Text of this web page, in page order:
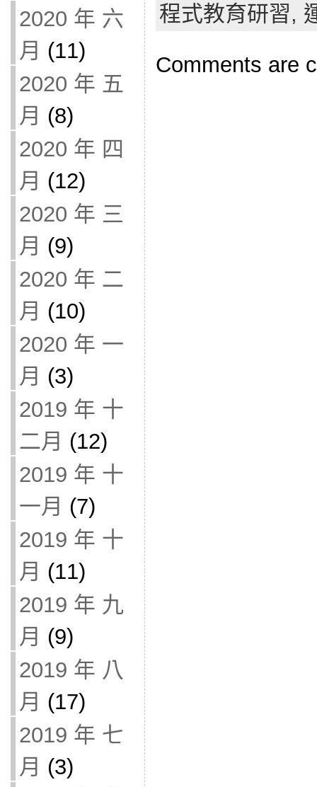
2020 年 六
月 (11)
2020 年 五
月 (8)
2020 年 四
月 (12)
2020 年 三
月 (9)
2020 年 二
月 (10)
2020 年 一
月 (3)
2019 年 十
二月 (12)
2019 年 十
一月 (7)
2019 年 十
月 (11)
2019 年 九
月 (9)
2019 年 八
月 (17)
2019 年 七
月 (3)
程式教育研習,
Comments are